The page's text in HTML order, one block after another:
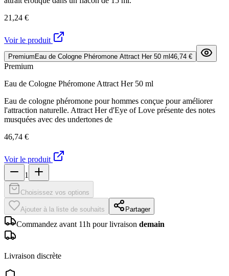
21,24 €
Voir le produit
Premium Eau de Cologne Phéromone Attract Her 50 ml 46,74 €
Premium
Eau de Cologne Phéromone Attract Her 50 ml
Eau de cologne phéromone pour hommes conçue pour améliorer
l'attraction naturelle. Attract Her d'Eye of Love présente des notes
musquées avec des undertones de
46,74 €
Voir le produit
1
Choisissez vos options
Ajouter à la liste de souhaits Partager
Commandez avant 11h pour livraison demain
Livraison discrète